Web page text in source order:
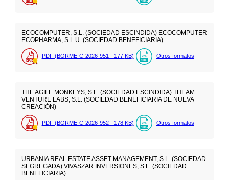
ECOCOMPUTER, S.L. (SOCIEDAD ESCINDIDA) ECOCOMPUTER
ECOPHARMA, S.L.U. (SOCIEDAD BENEFICIARIA)
PDF (BORME-C-2026-951 - 177 KB) Otros formatos
THE AGILE MONKEYS, S.L. (SOCIEDAD ESCINDIDA) THEAM
VENTURE LABS, S.L. (SOCIEDAD BENEFICIARIA DE NUEVA
CREACIÓN)
PDF (BORME-C-2026-952 - 178 KB) Otros formatos
URBANIA REAL ESTATE ASSET MANAGEMENT, S.L. (SOCIEDAD
SEGREGADA) VIVASZAR INVERSIONES, S.L. (SOCIEDAD
BENEFICIARIA)